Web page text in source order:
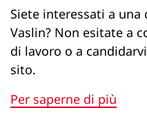
Siete interessati a una
Vaslin? Non esitate a
di lavoro o a
sito.
Per saperne di più